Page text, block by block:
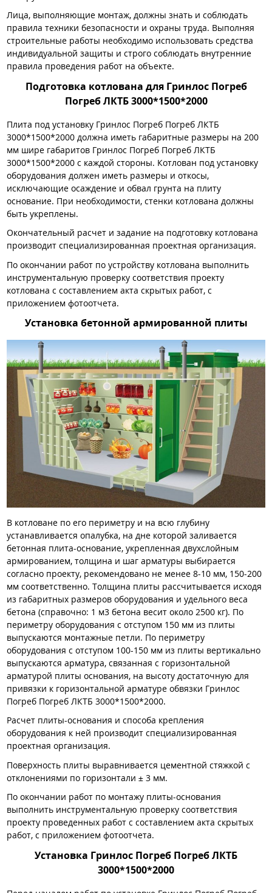
Лица, выполняющие монтаж, должны знать и соблюдать
правила техники безопасности и охраны труда. Выполняя
строительные работы необходимо использовать средства
индивидуальной защиты и строго соблюдать внутренние
правила проведения работ на объекте.
Подготовка котлована для Гринлос Погреб
Погреб ЛКТБ 3000*1500*2000
Плита под установку Гринлос Погреб Погреб ЛКТБ
3000*1500*2000 должна иметь габаритные размеры на 200
мм шире габаритов Гринлос Погреб Погреб ЛКТБ
3000*1500*2000 с каждой стороны. Котлован под установку
оборудования должен иметь размеры и откосы,
исключающие осаждение и обвал грунта на плиту
основание. При необходимости, стенки котлована должны
быть укреплены.
Окончательный расчет и задание на подготовку котлована
производит специализированная проектная организация.
По окончании работ по устройству котлована выполнить
инструментальную проверку соответствия проекту
котлована с составлением акта скрытых работ, с
приложением фотоотчета.
Установка бетонной армированной плиты
В котловане по его периметру и на всю глубину
устанавливается опалубка, на дне которой заливается
бетонная плита-основание, укрепленная двухслойным
армированием, толщина и шаг арматуры выбирается
согласно проекту, рекомендовано не менее 8-10 мм, 150-200
мм соответственно. Толщина плиты рассчитывается исходя
из габаритных размеров оборудования и удельного веса
бетона (справочно: 1 м3 бетона весит около 2500 кг). По
периметру оборудования с отступом 150 мм из плиты
выпускаются монтажные петли. По периметру
оборудования с отступом 100-150 мм из плиты вертикально
выпускаются арматура, связанная с горизонтальной
арматурой плиты основания, на высоту достаточную для
привязки к горизонтальной арматуре обвязки Гринлос
Погреб Погреб ЛКТБ 3000*1500*2000.
Расчет плиты-основания и способа крепления
оборудования к ней производит специализированная
проектная организация.
Поверхность плиты выравнивается цементной стяжкой с
отклонениями по горизонтали ± 3 мм.
По окончании работ по монтажу плиты-основания
выполнить инструментальную проверку соответствия
проекту проведенных работ с составлением акта скрытых
работ, с приложением фотоотчета.
Установка Гринлос Погреб Погреб ЛКТБ
3000*1500*2000